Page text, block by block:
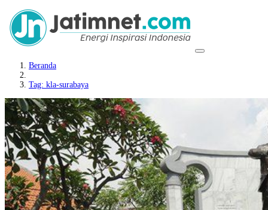
Beranda
Tag: kla-surabaya